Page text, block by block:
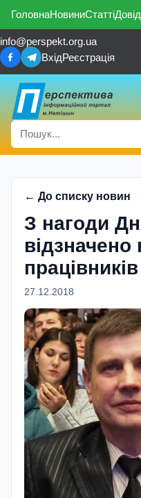
ГоловнаНовиниСтатті
info@perspekt.org.ua
ВхідРеєстрація
← До списку новин
З нагоди
відзначено
працівників
27.12.2018